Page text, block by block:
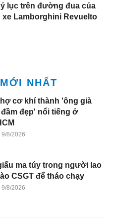
lục trên đường đua của
xe Lamborghini Revuelto
NHẤT
cơ khí thành 'ông già
đầm đẹp' nổi tiếng ở
9/8/2026
ma túy trong người lao
CSGT để tháo chạy
9/8/2026